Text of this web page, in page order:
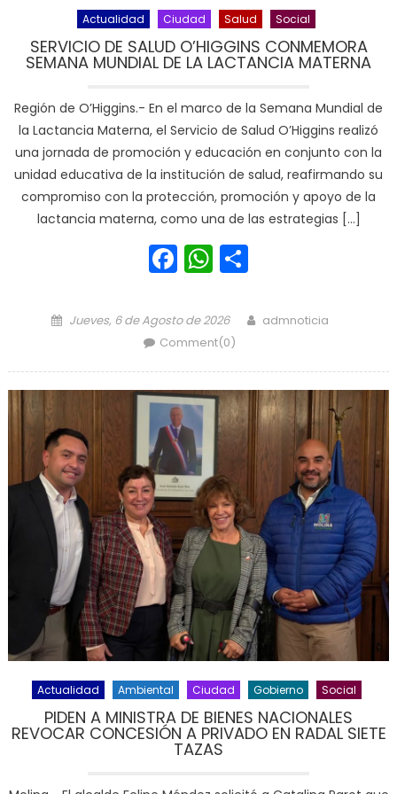
Actualidad Ciudad Salud Social
SERVICIO DE SALUD O’HIGGINS CONMEMORA
SEMANA MUNDIAL DE LA LACTANCIA MATERNA
Región de O’Higgins.- En el marco de la Semana Mundial de
la Lactancia Materna, el Servicio de Salud O’Higgins realizó
una jornada de promoción y educación en conjunto con la
unidad educativa de la institución de salud, reafirmando su
compromiso con la protección, promoción y apoyo de la
lactancia materna, como una de las estrategias […]
Facebook
WhatsApp
Posted on
Jueves, 6 de Agosto de 2026 Author
admnoticia
Comment(0)
Actualidad Ambiental Ciudad Gobierno Social
PIDEN A MINISTRA DE BIENES NACIONALES
REVOCAR CONCESIÓN A PRIVADO EN RADAL SIETE
TAZAS